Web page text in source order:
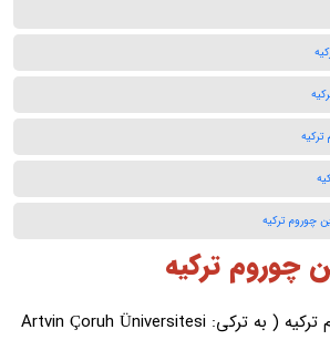
چوروم ترکیه
چوروم ترکیه
دانشگاه آرتوین چوروم ترکیه ( به ترکی: Artvin Çoruh Üniversitesi